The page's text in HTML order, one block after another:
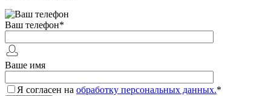
Ваш телефон*
Ваше имя
Я согласен на обработку персональных данных.*